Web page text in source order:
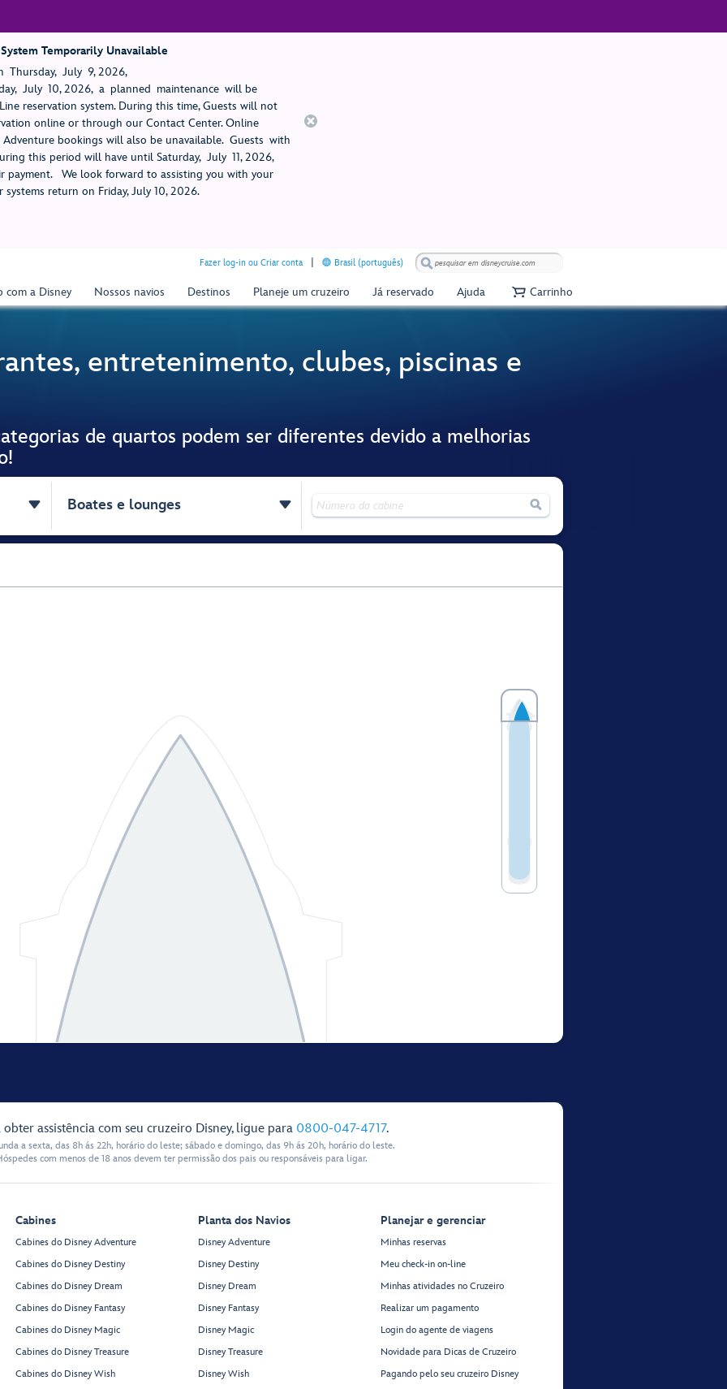
Temporarily Unavailable
July 9, 2026,
July 10, 2026, a planned maintenance will be
reservation system. During this time, Guests will not
online or through our Contact Center. Online
Adventure bookings will also be unavailable. Guests with
this period will have until Saturday, July 11, 2026,
payment. We look forward to assisting you with your
return on Friday, July 10, 2026.
Fazer log-in ou Criar conta Brasil (português)
com a Disney Nossos navios Destinos Planeje um cruzeiro Já reservado Ajuda Carrinho
entretenimento, clubes, piscinas e
de quartos podem ser diferentes devido a melhorias
 Boates e lounges  
Walt Disney
Theatre
obter assistência com seu cruzeiro Disney, ligue para 0800-047-4717.
a sexta, das 8h ás 22h, horário do leste; sábado e domingo, das 9h ás 20h, horário do leste.
com menos de 18 anos devem ter permissão dos pais ou responsáveis para ligar.
Cabines
Cabines do Disney Adventure
Cabines do Disney Destiny
Cabines do Disney Dream
Cabines do Disney Fantasy
Cabines do Disney Magic
Cabines do Disney Treasure
Cabines do Disney Wish
Planta dos Navios
Disney Adventure
Disney Destiny
Disney Dream
Disney Fantasy
Disney Magic
Disney Treasure
Disney Wish
Planejar e gerenciar
Minhas reservas
Meu check-in on-line
Minhas atividades no Cruzeiro
Realizar um pagamento
Login do agente de viagens
Novidade para Dicas de Cruzeiro
Pagando pelo seu cruzeiro Disney